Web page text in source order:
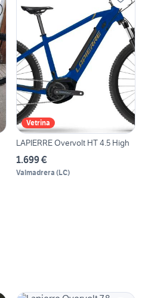
Vetrina
LAPIERRE Overvolt HT 4.5 High
1.699 €
Valmadrera (LC)